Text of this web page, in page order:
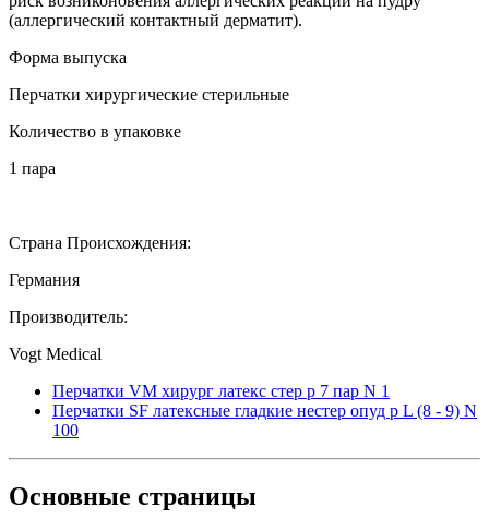
(аллергический контактный дерматит).
Форма выпуска
Перчатки хирургические стерильные
Количество в упаковке
1 пара
Страна Происхождения:
Германия
Производитель:
Vogt Medical
Перчатки VM хирург латекс стер р 7 пар N 1
Перчатки SF латексные гладкие нестер опуд р L (8 - 9) N
100
Основные страницы